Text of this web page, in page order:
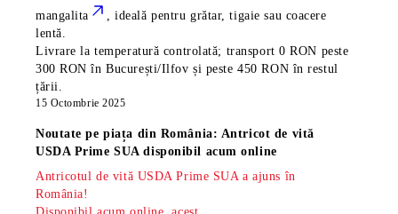
mangalita
, ideală pentru grătar, tigaie sau coacere
lentă.
Livrare la temperatură controlată; transport 0 RON peste
300 RON în București/Ilfov și peste 450 RON în restul
țării.
15 Octombrie 2025
Noutate pe piața din România: Antricot de vită
USDA Prime SUA disponibil acum online
Antricotul de vită USDA Prime SUA a ajuns în
România!